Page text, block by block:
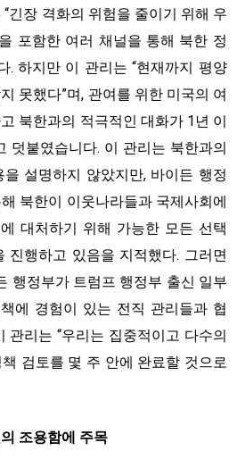
긴장 격화의 위험을 줄이기 위해 우
포함한 여러 채널을 통해 북한 정
. 하지만 이 관리는 “현재까지 평양
못했다”며, 관여를 위한 미국의 여
북한과의 적극적인 대화가 1년 이
덧붙였습니다. 이 관리는 북한과의
설명하지 않았지만, 바이든 행정
북한이 이웃나라들과 국제사회에
대처하기 위해 가능한 모든 선택
진행하고 있음을 지적했다. 그러면
행정부가 트럼프 행정부 출신 일부
에 경험이 있는 전직 관리들과 협
관리는 “우리는 집중적이고 다수의
검토를 몇 주 안에 완료할 것으로
조용함에 주목